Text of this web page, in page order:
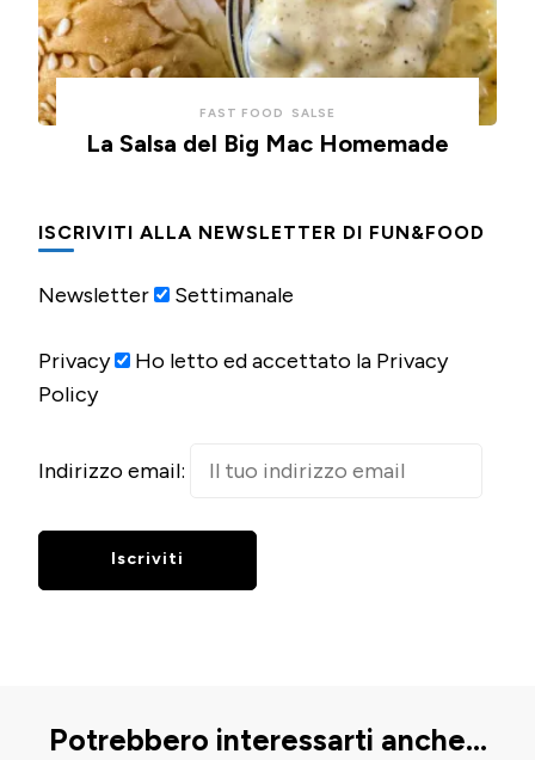
FAST FOOD SALSE
La Salsa del Big Mac Homemade
ISCRIVITI ALLA NEWSLETTER DI FUN&FOOD
Newsletter Settimanale
Privacy
Ho letto ed accettato la Privacy
Policy
Indirizzo email:
Potrebbero interessarti anche...